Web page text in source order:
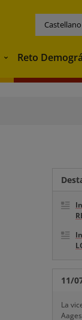
Castellano
Medio Ambiente
Reto
11/
La